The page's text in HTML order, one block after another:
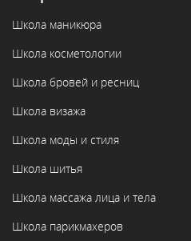
Школа маникюра
Школа косметологии
Школа бровей и ресниц
Школа визажа
Школа моды и стиля
Школа шитья
Школа массажа лица и тела
Школа парикмахеров